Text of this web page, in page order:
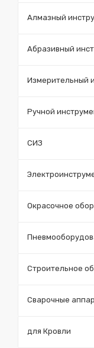
Алмазный
Абразивный
Измерительный
Ручной
СИЗ
Окрасочное
Строительное
Сварочные
для Кровли